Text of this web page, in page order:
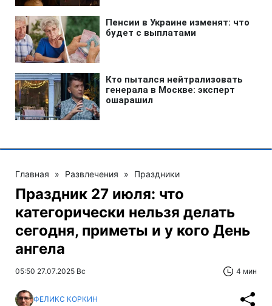
Главная » Развлечения » Праздники
Праздник 27 июля: что
категорически нельзя делать
сегодня, приметы и у кого День
ангела
05:50 27.07.2025 Вс 4 мин
ФЕЛИКС КОРКИН